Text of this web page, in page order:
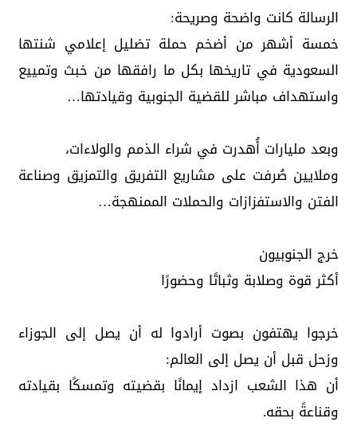
الرسالة كانت واضحة وصريحة:
خمسة أشهر من أضخم حملة تضليل إعلامي شنتها
السعودية في تاريخها بكل ما رافقها من خبث وتمييع
واستهداف مباشر للقضية الجنوبية وقيادتها…
وبعد مليارات أُهدرت في شراء الذمم والولاءات،
وملايين صُرفت على مشاريع التفريق والتمزيق وصناعة
الفتن والاستفزازات والحملات الممنهجة…
خرج الجنوبيون
أكثر قوة وصلابة وثباتًا وحضورًا
خرجوا يهتفون بصوت أرادوا له أن يصل إلى الجوزاء
وزحل قبل أن يصل إلى العالم:
أن هذا الشعب ازداد إيمانًا بقضيته وتمسكًا بقيادته
وقناعةً بحقه.